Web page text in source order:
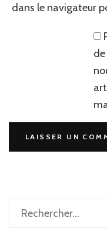
dans le navigateur
Rechercher :